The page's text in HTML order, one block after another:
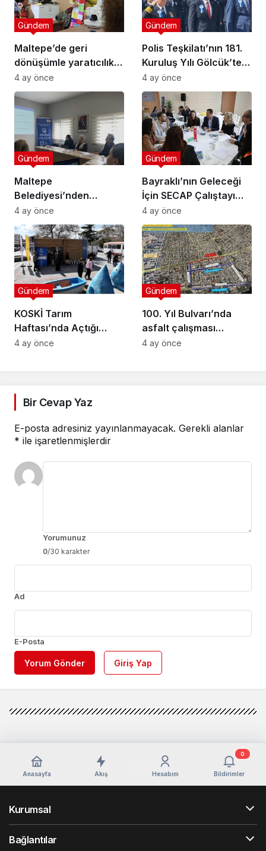
Maltepe’de geri
dönüşümle yaratıcılık
buluştu
Gündem
4 ay önce
Polis Teşkilatı’nın 181.
Kuruluş Yılı Gölcük’te
Törenle Kutlandı
Gündem
4 ay önce
Maltepe
Belediyesi’nden
Muhtarlara Toplumsal
Cinsiyet Eşitliği
Semineri
Gündem
4 ay önce
Bayraklı’nın Geleceği
İçin SECAP Çalıştayı
Düzenlendi
Gündem
4 ay önce
KOSKİ Tarım
Haftası’nda Açtığı
Stantta Su Tasarrufu
Gündem
4 ay önce
100. Yıl Bulvarı’nda
asfalt çalışması
gerçekleştirilecek
Gündem
4 ay önce
Bir Cevap Yaz
E-posta adresiniz yayınlanmayacak. Gerekli alanlar
* ile işaretlenmişlerdir
Yorumunuz
0/30 karakter
Ad
E-Posta
Yorum Gönder Giriş Yap
Anasayfa Akış Hesabım Bildirimler
0
Kurumsal
Bağlantılar